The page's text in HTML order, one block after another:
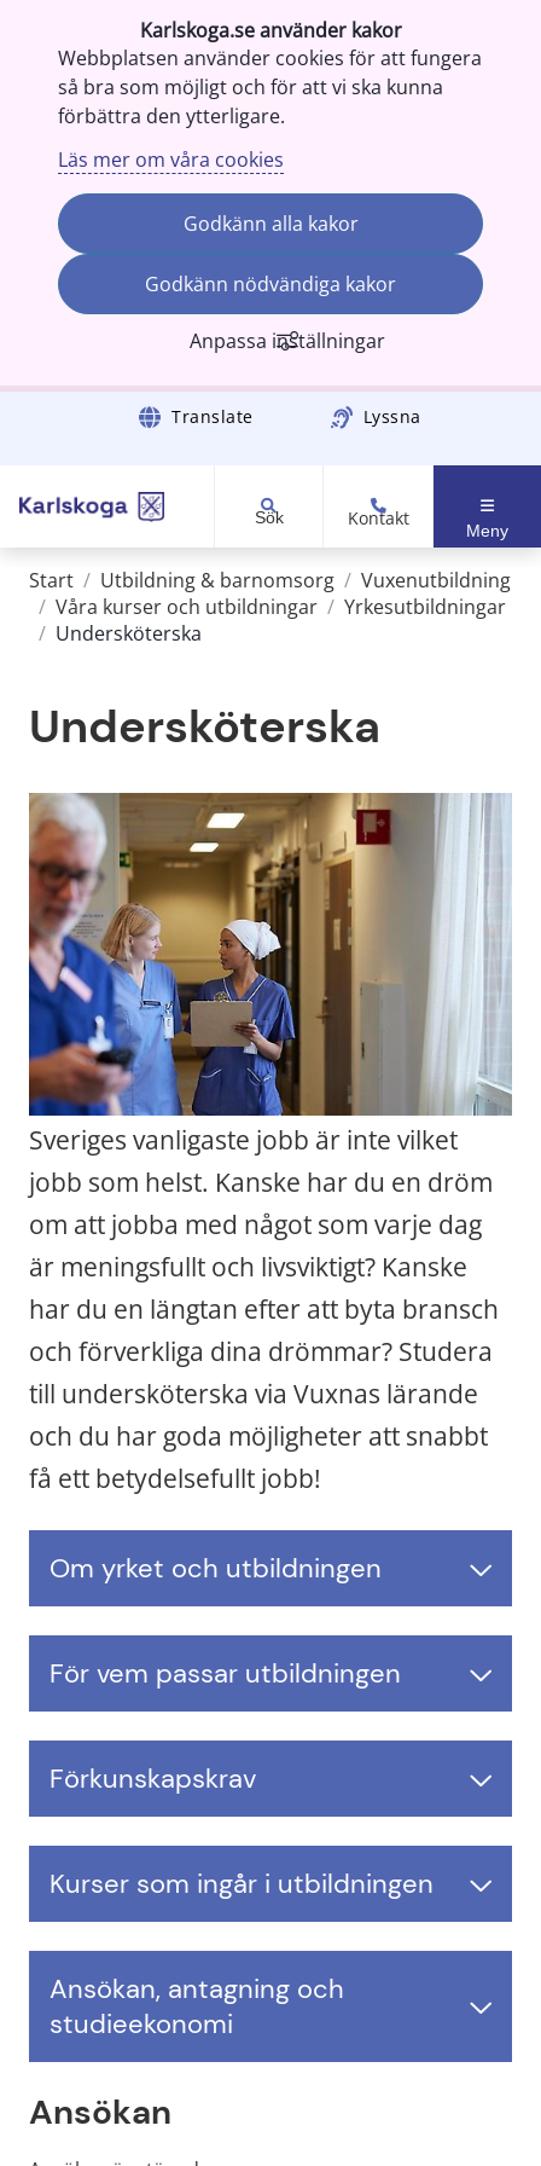
Karlskoga.se använder kakor
Webbplatsen använder cookies för att fungera
så bra som möjligt och för att vi ska kunna
förbättra den ytterligare.
Läs mer om våra cookies
Godkänn alla kakor
Godkänn nödvändiga kakor
Anpassa inställningar
Gå till innehåll Translate Lyssna
Sök Kontakt
Meny
Start / Utbildning & barnomsorg / Vuxenutbildning
/ Våra kurser och utbildningar / Yrkesutbildningar
/ Undersköterska
Undersköterska
Sveriges vanligaste jobb är inte vilket
jobb som helst. Kanske har du en dröm
om att jobba med något som varje dag
är meningsfullt och livsviktigt? Kanske
har du en längtan efter att byta bransch
och förverkliga dina drömmar? Studera
till undersköterska via Vuxnas lärande
och du har goda möjligheter att snabbt
få ett betydelsefullt jobb!
Om yrket och utbildningen
För vem passar utbildningen
Förkunskapskrav
Kurser som ingår i utbildningen
Ansökan, antagning och
studieekonomi
Ansökan